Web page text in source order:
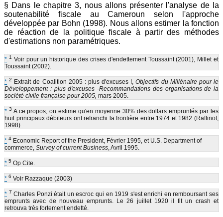
§ Dans le chapitre 3, nous allons présenter l'analyse de la
soutenabilité fiscale au Cameroun selon l'approche
développée par Bohn (1998). Nous allons estimer la fonction
de réaction de la politique fiscale à partir des méthodes
d'estimations non paramétriques.
* 1 Voir pour un historique des crises d'endettement Toussaint (2001), Millet et
Toussaint (2002).
* 2 Extrait de Coalition 2005 : plus d'excuses !,Objectifs du Millénaire pour le
Développement : plus d'excuses -Recommandations des organisations de la
société civile française pour 2005, mars 2005.
* 3 A ce propos, on estime qu'en moyenne 30% des dollars empruntés par les
huit principaux débiteurs ont refranchi la frontière entre 1974 et 1982 (Raffinot,
1998)
* 4 Economic Report of the President, Février 1995, et U.S. Department of
commerce, Survey of current Business, Avril 1995.
* 5 Op Cite.
* 6 Voir Razzaque (2003)
* 7 Charles Ponzi était un escroc qui en 1919 s'est enrichi en remboursant ses
emprunts avec de nouveau emprunts. Le 26 juillet 1920 il fit un crash et
retrouva très fortement endetté.